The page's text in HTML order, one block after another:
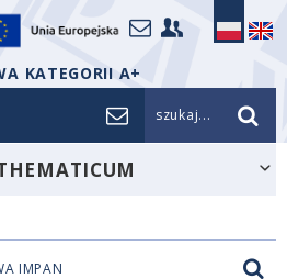
KATEGORII A+
szukaj...
IMPAN